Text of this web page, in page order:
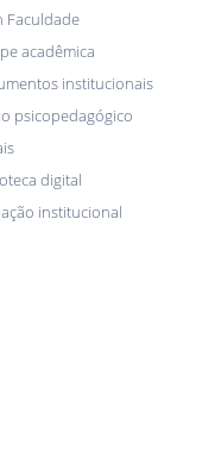
Faculdade
acadêmica
institucionais
psicopedagógico
digital
institucional